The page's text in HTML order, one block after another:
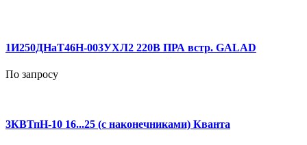
1И250ДНаТ46Н-003УХЛ2 220В ПРА встр. GALAD
По запросу
3КВТпН-10 16...25 (с наконечниками) Кванта